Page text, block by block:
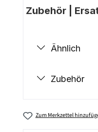
Zubehör |
Ähnlich
Zubehör
Zum Merkzettel